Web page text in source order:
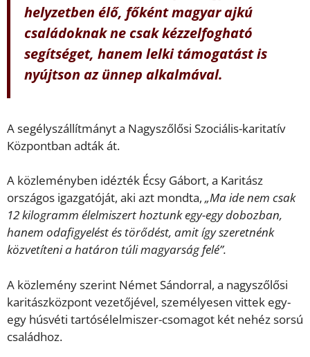
helyzetben élő, főként magyar ajkú
családoknak ne csak kézzelfogható
segítséget, hanem lelki támogatást is
nyújtson az ünnep alkalmával.
A segélyszállítmányt a Nagyszőlősi Szociális-karitatív
Központban adták át.
A közleményben idézték Écsy Gábort, a Karitász
országos igazgatóját, aki azt mondta, „Ma ide nem csak
12 kilogramm élelmiszert hoztunk egy-egy dobozban,
hanem odafigyelést és törődést, amit így szeretnénk
közvetíteni a határon túli magyarság felé”.
A közlemény szerint Német Sándorral, a nagyszőlősi
karitászközpont vezetőjével, személyesen vittek egy-
egy húsvéti tartósélelmiszer-csomagot két nehéz sorsú
családhoz.